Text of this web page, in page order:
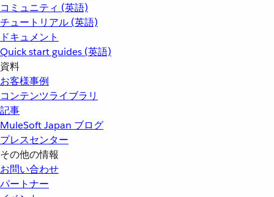
コミュニティ (英語)
チュートリアル (英語)
ドキュメント
Quick start guides (英語)
資料
お客様事例
コンテンツライブラリ
記事
MuleSoft Japan ブログ
プレスセンター
その他の情報
お問い合わせ
パートナー